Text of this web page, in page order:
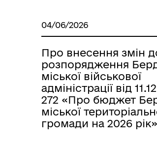
04/06/2026
Про внесення змін
розпорядження
міської військової
адміністрації від
272 «Про бюджет
міської
громади на 2026 рік»